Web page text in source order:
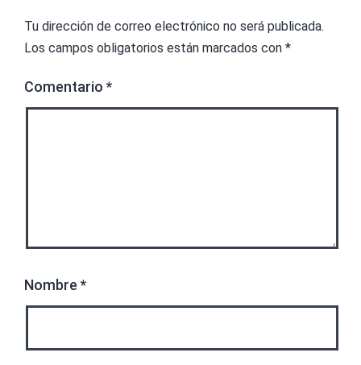
Tu dirección de correo electrónico no será publicada.
Los campos obligatorios están marcados con *
Comentario *
Nombre *